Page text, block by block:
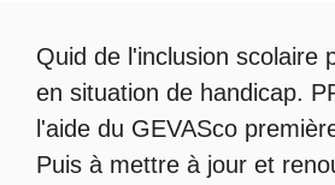
Quid de l'inclusion scolaire
en situation de handicap.
l'aide du GEVASco
Puis à mettre à jour et